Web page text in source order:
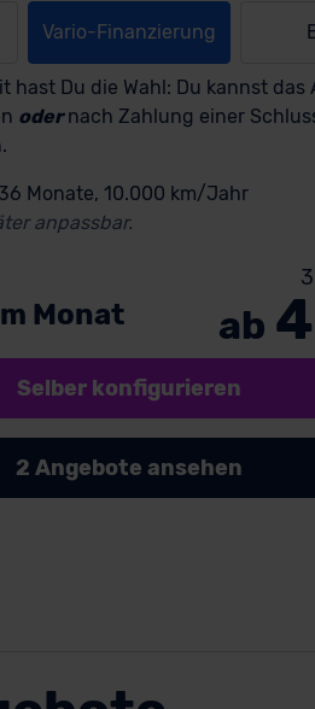
Vario-Finanzierung
hast Du die Wahl: Du kannst das
odernach Zahlung einer
Monate, 10.000 km/Jahr
anpassbar.
Monat ab
Selber konfigurieren
2 Angebote ansehen